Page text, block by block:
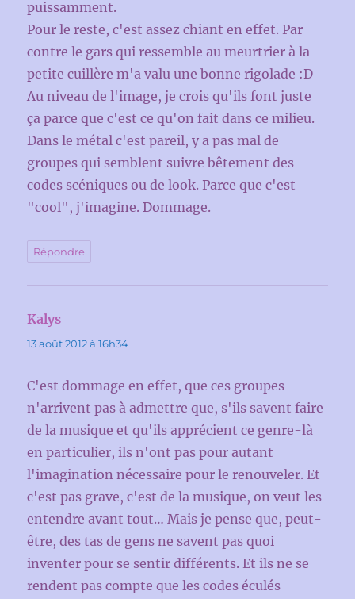
puissamment.
Pour le reste, c'est assez chiant en effet. Par
contre le gars qui ressemble au meurtrier à la
petite cuillère m'a valu une bonne rigolade :D
Au niveau de l'image, je crois qu'ils font juste
ça parce que c'est ce qu'on fait dans ce milieu.
Dans le métal c'est pareil, y a pas mal de
groupes qui semblent suivre bêtement des
codes scéniques ou de look. Parce que c'est
"cool", j'imagine. Dommage.
Répondre
Kalys
13 août 2012 à 16h34
C'est dommage en effet, que ces groupes
n'arrivent pas à admettre que, s'ils savent faire
de la musique et qu'ils apprécient ce genre-là
en particulier, ils n'ont pas pour autant
l'imagination nécessaire pour le renouveler. Et
c'est pas grave, c'est de la musique, on veut les
entendre avant tout… Mais je pense que, peut-
être, des tas de gens ne savent pas quoi
inventer pour se sentir différents. Et ils ne se
rendent pas compte que les codes éculés